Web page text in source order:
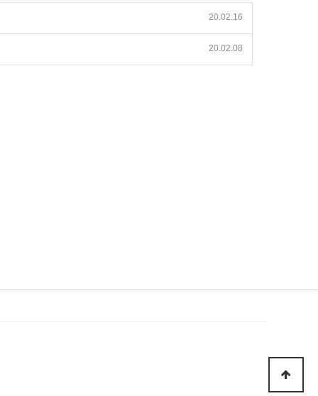
20.02.16
20.02.08